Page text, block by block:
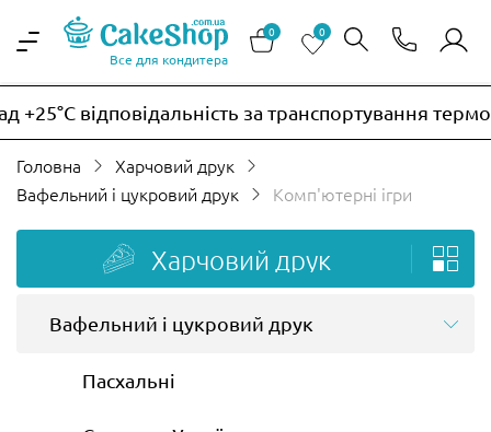
Все для кондитера
0 0
відповідальність за транспортування
Головна
Харчовий друк
Вафельний і цукровий друк
Комп'ютерні ігри
Харчовий друк
Вафельний і цукровий друк
Пасхальні